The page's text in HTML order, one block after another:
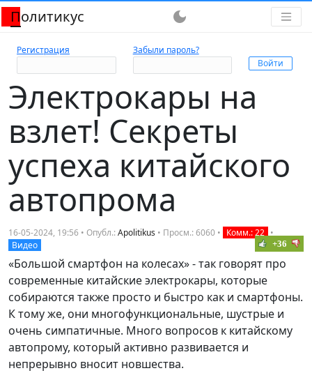
Политикус dark_mode
Регистрация Забыли пароль?
Электрокары на
взлет! Секреты
успеха китайского
автопрома
16-05-2024, 19:56 • Опубл.:Apolitikus • Просм.: 6060 • Комм.: 22 •
Видео
+36
«Большой смартфон на колесах» - так говорят про
современные китайские электрокары, которые
собираются также просто и быстро как и смартфоны.
К тому же, они многофункциональные, шустрые и
очень симпатичные. Много вопросов к китайскому
автопрому, который активно развивается и
непрерывно вносит новшества.